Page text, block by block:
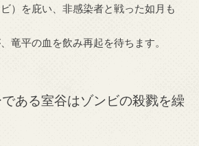
）を庇い、非感染者と戦った如月も
竜平の血を飲み再起を待ちます。
ある室谷はゾンビの殺戮を繰